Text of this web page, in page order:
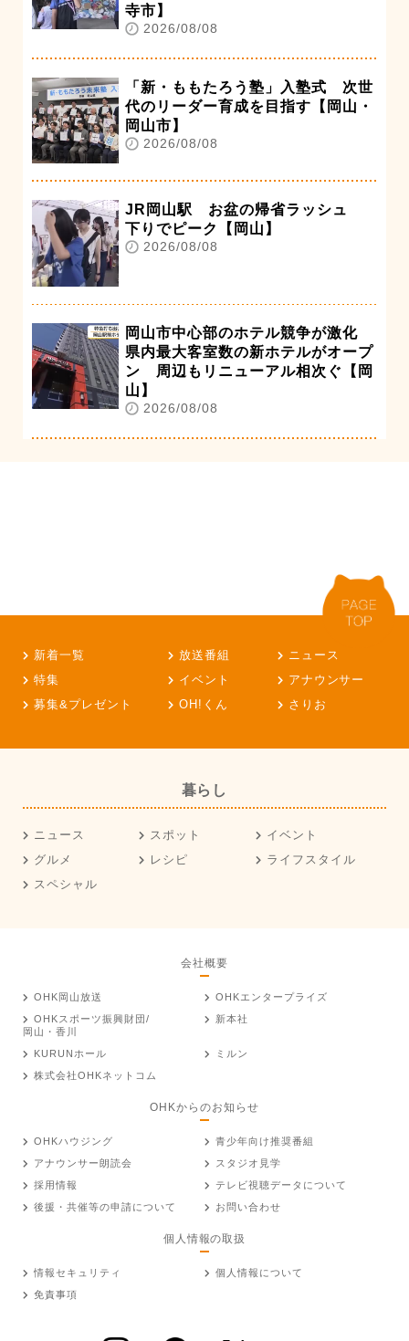
寺市】
2026/08/08
「新・ももたろう塾」入塾式 次世
代のリーダー育成を目指す【岡山・
岡山市】
2026/08/08
JR岡山駅 お盆の帰省ラッシュ
下りでピーク【岡山】
2026/08/08
岡山市中心部のホテル競争が激化
県内最大客室数の新ホテルがオープ
ン 周辺もリニューアル相次ぐ【岡
山】
2026/08/08
新着一覧 放送番組
ニュース
特集
イベント
アナウンサー
募集&プレゼント
OH!くん さりお
暮らし
ニュース スポット
イベント
グルメ
レシピ
ライフスタイル
スペシャル
会社概要
OHK岡山放送
OHKエンタープライズ
OHKスポーツ振興財団/
岡山・香川
新本社
KURUNホール
ミルン
株式会社OHKネットコム
OHKからのお知らせ
OHKハウジング
青少年向け推奨番組
アナウンサー朗読会
スタジオ見学
採用情報
テレビ視聴データについて
後援・共催等の申請について
お問い合わせ
個人情報の取扱
情報セキュリティ
個人情報について
免責事項